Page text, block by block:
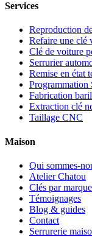
Services
Reproduction
Refaire une clé
Clé de voiture
Serrurier
Remise en état
Programmation
Fabrication
Extraction clé
Taillage CNC
Maison
Qui sommes-
Atelier Chatou
Clés par marque
Témoignages
Blog & guides
Contact
Serrurerie